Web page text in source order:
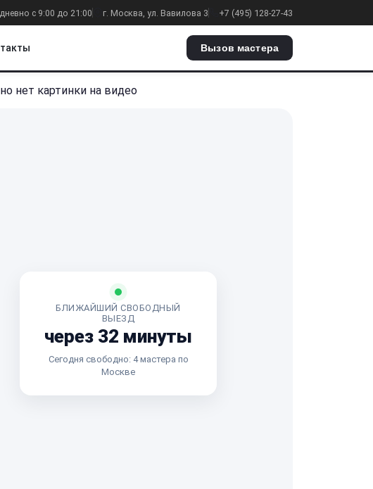
с 9:00 до 21:00 г. Москва, ул. Вавилова 3 +7 (495) 128-27-43
Вызов мастера
нет картинки на видео
БЛИЖАЙШИЙ СВОБОДНЫЙ
ВЫЕЗД
через 32 минуты
Сегодня свободно: 4 мастера по
Москве